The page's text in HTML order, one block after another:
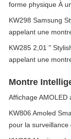
forme physique À
KW298 Samsung
appelant une
KW285 2,01 "
appelant une
Montre
Affichage
KW806 Amoled
pour la surveillance